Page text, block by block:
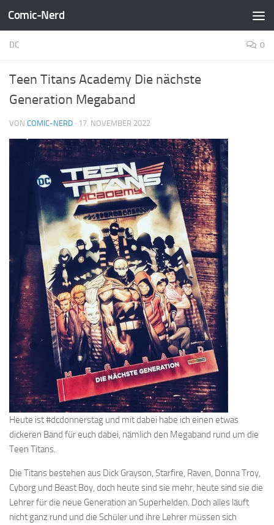
Zum Inhalt springen
Comic-Nerd
DC 0
Teen Titans Academy Die nächste
Generation Megaband
VON COMIC-NERD · 17. NOVEMBER 2022
Heute ist #dcdonnerstag und mit dabei habe ich einen etwas
dickeren Band für euch dabei, nämlich den Megaband rund um die
Teen Titans.
Die Titans bestehen aus Dick Grayson, Starfire, Raven, Donna Troy,
Cyborg und Beast Boy, doch heute sind sie mehr, heute sind sie die
Lehrer für die neue Generation an Superhelden. Doch alles läuft
nicht ganz rund und die Schüler und ihre Lehrer müssen sich